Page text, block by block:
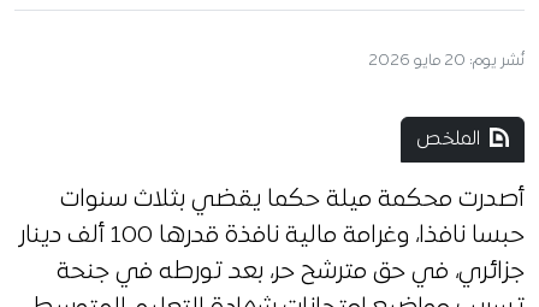
نُشر يوم: 20 مايو 2026
الملخص
أصدرت محكمة ميلة حكما يقضي بثلاث سنوات
حبسا نافذا، وغرامة مالية نافذة قدرها 100 ألف دينار
جزائري، في حق مترشح حر، بعد تورطه في جنحة